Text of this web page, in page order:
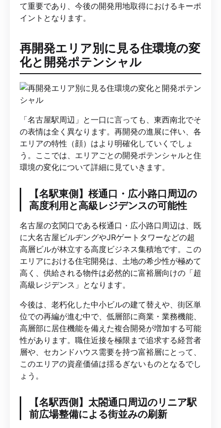
て重要であり、今後の開発用地取得におけるキーポ
イントとなります。
再開発エリア別に見る住環境の変
化と開発ポテンシャル
「名古屋駅周辺」と一口に言っても、東西南北でそ
の表情は全く異なります。再開発の進展に伴い、各
エリアの特性（顔）はより明確化していくでしょ
う。ここでは、エリアごとの開発ポテンシャルと住
環境の変化について詳細に見ていきます。
【名駅東側】桜通口・広小路口周辺の
高度利用と高級レジデンスの可能性
名古屋の玄関口である桜通口・広小路口周辺は、既
に大名古屋ビルヂングやJRゲートタワーなどの超
高層ビルが林立する高度ビジネス集積地です。この
エリアにおける住宅開発は、土地の希少性が極めて
高く、供給される物件は必然的に富裕層向けの「超
高級レジデンス」となります。
今後は、老朽化した中小ビルの建て替えや、街区単
位での再編が進む中で、低層部に商業・業務機能、
高層部に居住機能を備えた複合開発が増加する可能
性があります。職住近接を極限まで追求する経営者
層や、セカンドハウス需要を持つ富裕層にとって、
このエリアの資産価値は揺るぎないものとなるでし
ょう。
【名駅西側】太閤通口周辺のリニア駅
前広場整備による街並みの刷新